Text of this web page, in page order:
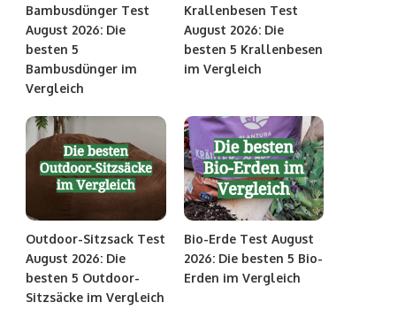
Bambusdünger Test
August 2026: Die
besten 5
Bambusdünger im
Vergleich
Krallenbesen Test
August 2026: Die
besten 5 Krallenbesen
im Vergleich
Outdoor-Sitzsack Test
August 2026: Die
besten 5 Outdoor-
Sitzsäcke im Vergleich
Bio-Erde Test August
2026: Die besten 5 Bio-
Erden im Vergleich